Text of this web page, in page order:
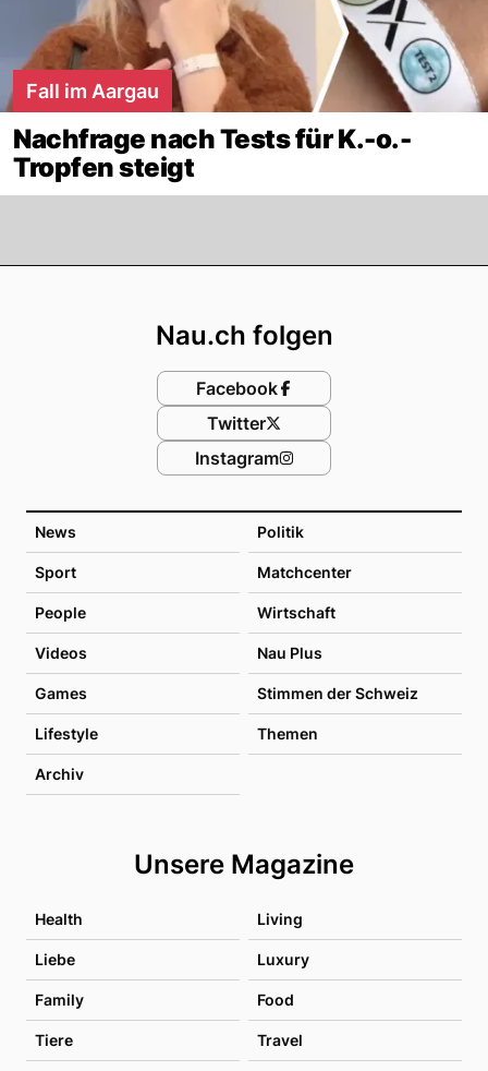
Fall im Aargau
Nachfrage nach Tests für K.-o.-
Tropfen steigt
News Politik
Sport Matchcenter
People Wirtschaft
Videos Nau Plus
Games Stimmen der Schweiz
Lifestyle Themen
Archiv
Unsere Magazine
Health Living
Liebe Luxury
Family Food
Tiere Travel
Nau.ch folgen
Facebook
Twitter
Instagram